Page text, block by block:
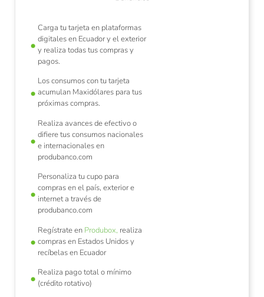
Carga tu tarjeta en plataformas
digitales en Ecuador y el exterior
y realiza todas tus compras y
pagos.
Los consumos con tu tarjeta
acumulan Maxidólares para tus
próximas compras.
Realiza avances de efectivo o
difiere tus consumos nacionales
e internacionales en
produbanco.com
Personaliza tu cupo para
compras en el país, exterior e
internet a través de
produbanco.com
Regístrate en Produbox, realiza
compras en Estados Unidos y
recíbelas en Ecuador
Realiza pago total o mínimo
(crédito rotativo)